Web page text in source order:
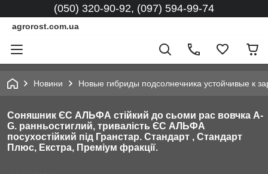
(050) 320-90-92, (097) 594-99-74
agrorost.com.ua
Новини Новые гибриды подсолнечника устойчивые к
Соняшник ЄС АЛЬФА стійкий до сьоми рас вовчка A-
G. ранньостиглий, тривалість ЄС АЛЬФА
посухостійкий під Гранстар. Стандарт , Стандарт
Плюс, Екстра, Преміум фракції.